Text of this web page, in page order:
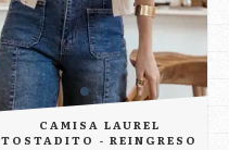
CAMISA LAUREL
TOSTADITO - REINGRESO